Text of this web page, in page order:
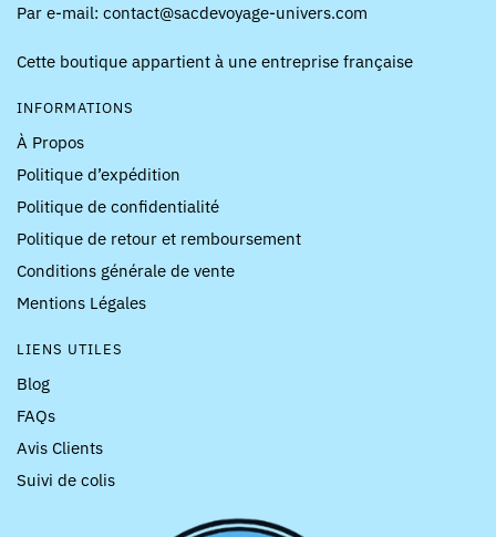
Par e-mail: contact@sacdevoyage-univers.com
Cette boutique appartient à une entreprise française
INFORMATIONS
À Propos
Politique d’expédition
Politique de confidentialité
Politique de retour et remboursement
Conditions générale de vente
Mentions Légales
LIENS UTILES
Blog
FAQs
Avis Clients
Suivi de colis